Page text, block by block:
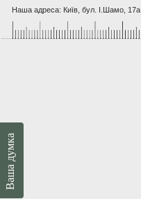
Наша адреса: Київ, бул. I.Шамо, 17а
Ваша думка